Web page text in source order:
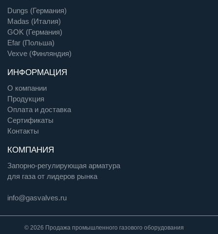
Dungs (Германия)
Madas (Италия)
GOK (Германия)
Efar (Польша)
Vexve (Финляндия)
ИНФОРМАЦИЯ
О компании
Продукция
Оплата и доставка
Сертификаты
Контакты
КОМПАНИЯ
Запорно-регулирующая арматура
для газа от лидеров рынка
info@gasvalves.ru
© 2026 Продажа промышленного газового оборудования